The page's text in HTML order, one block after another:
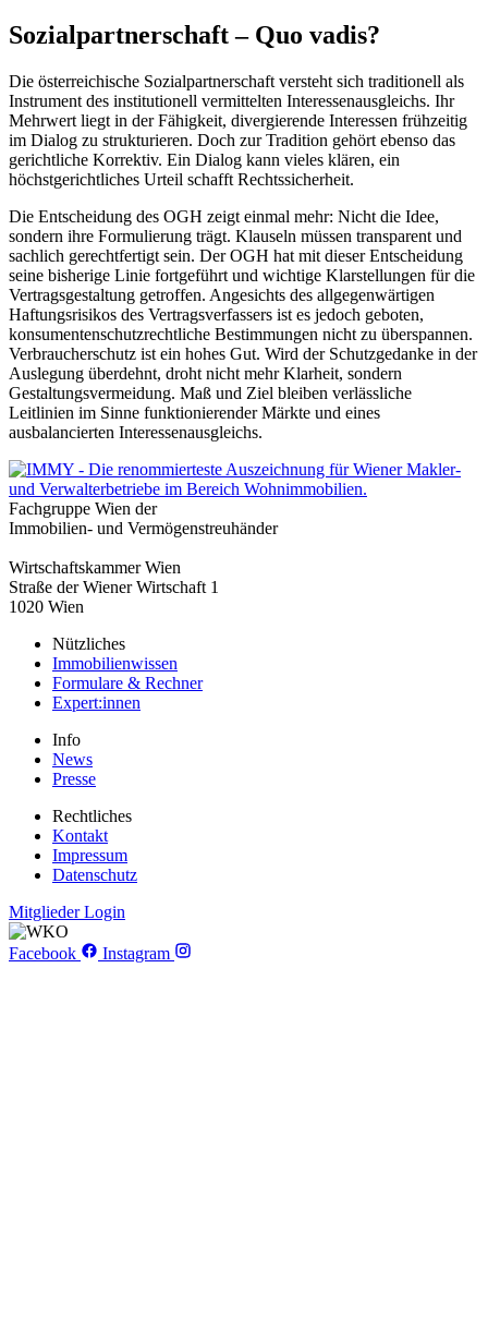
Sozialpartnerschaft – Quo vadis?
Die österreichische Sozialpartnerschaft versteht sich traditionell als
Instrument des institutionell vermittelten Interessenausgleichs. Ihr
Mehrwert liegt in der Fähigkeit, divergierende Interessen frühzeitig
im Dialog zu strukturieren. Doch zur Tradition gehört ebenso das
gerichtliche Korrektiv. Ein Dialog kann vieles klären, ein
höchstgerichtliches Urteil schafft Rechtssicherheit.
Die Entscheidung des OGH zeigt einmal mehr: Nicht die Idee,
sondern ihre Formulierung trägt. Klauseln müssen transparent und
sachlich gerechtfertigt sein. Der OGH hat mit dieser Entscheidung
seine bisherige Linie fortgeführt und wichtige Klarstellungen für die
Vertragsgestaltung getroffen. Angesichts des allgegenwärtigen
Haftungsrisikos des Vertragsverfassers ist es jedoch geboten,
konsumentenschutzrechtliche Bestimmungen nicht zu überspannen.
Verbraucherschutz ist ein hohes Gut. Wird der Schutzgedanke in der
Auslegung überdehnt, droht nicht mehr Klarheit, sondern
Gestaltungsvermeidung. Maß und Ziel bleiben verlässliche
Leitlinien im Sinne funktionierender Märkte und eines
ausbalancierten Interessenausgleichs.
Fachgruppe Wien der
Immobilien- und Vermögenstreuhänder
Wirtschaftskammer Wien
Straße der Wiener Wirtschaft 1
1020 Wien
Nützliches
Immobilienwissen
Formulare & Rechner
Expert:innen
Info
News
Presse
Rechtliches
Kontakt
Impressum
Datenschutz
Mitglieder Login
Facebook Instagram